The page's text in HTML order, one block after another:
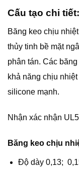
Cấu tạo chi tiết:
Băng keo chịu
thủy tinh bề mặt
phân tán. Các
khả năng chịu
silicone mạnh.
Nhận xác nhận
Băng keo chịu
Độ dày 0,13;